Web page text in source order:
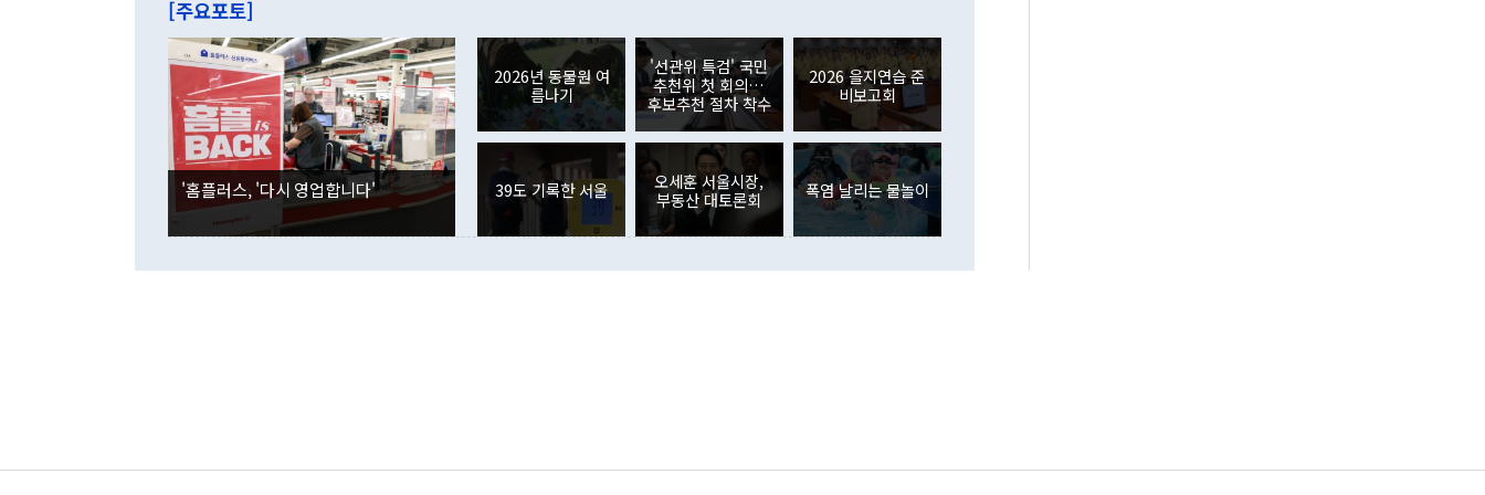
이 9월 러시아 블라디보스토크에서 열리는 '동방경제포럼(EEF)'을 언급하
며 "정부 차원에서 (참석을) 검토하고 있다"고 발언한 데 대해서도 조 장관
은 "그것은 외교부의 몫"이라며 "아직 거기까지 진도가 나가지 않았다"고
잘랐다. 정 장관이 이날 소개한 대북 구상과 설명은 정부 내 조율을 거치지
않았다는 점에서 문제가 있다. 특히 주적 표현 대체와 국호 사용, 9·19 군
사합의 복원, 4자회담 추진 등은 통일부 장관이 결정할 사안이 아니어서 월
권이라는 지적이 나오고 있다. 이 대통령은 정 장관의 업무보고를 듣고 난
뒤 "여기 업무보고에 발표했다고 승인난 건 아니다"라고 재차 확인했다. 정
부의 한 소식통은 "정 장관의 발언 내용은 대부분 국가안전보장회의(NSC)
를 거쳐 결정된 사안이 아닌 정 장관의 개인적 생각에 가깝다"며 "안보 관
련 부처 장관이 정부의 공식 정책이 아닌 사안을 추진하겠다고 업무보고를
하고 대통령의 면전에서 '국군통수권자가 나서야 한다'고 주장한 것은 심각
이나 미국은 북한에 선비핵화를 공식적으로 요구한 적이 없기 때문이다. 지
였던 올해 3월(369억9000만달러)을 넘어선 것이다. 직접투자에서는 내국
인의 해외투자가 80억1000만달러, 외국인의 국내투자가 46억3000만달러
각각 증가했다. 증권투자에서는 외국인의 국내 주식 매도세가 이어졌다. 외
국인의 국내 주식 투자는 차익실현 매도 등의 영향으로 316억1000만달러
감소하며 전월(-310억5000만달러)에 이어 역대 최대 순매도 기록을 다시
경신했다. 외국인의 국내 채권투자는 세계국채지수(WGBI) 자금 유입에도
분기 말 만기도래 영향으로 증가 폭이 줄어든 52억9000만달러를 기록했
다. 내국인의 해외 증권투자는 주식을 중심으로 35억6000만달러 증가했
다. eoyn2@newspim.com
[주요포토]
'홈플러스, '다시 영업합니다'
2026년 동물원 여
름나기
'선관위 특검' 국민
추천위 첫 회의…
후보추천 절차 착수
2026 을지연습 준
비보고회
39도 기록한 서울
오세훈 서울시장,
부동산 대토론회
폭염 날리는 물놀이